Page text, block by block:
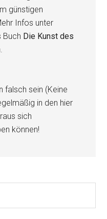
günstigen
Infos unter
Buch Die Kunst des
falsch sein (Keine
in den hier
sich
können!